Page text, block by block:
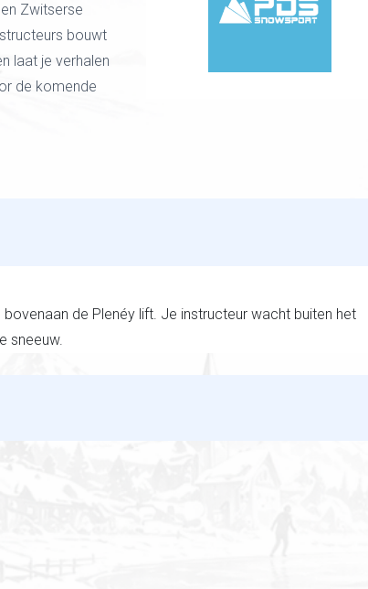
Zwitserse
bouwt
laat je verhalen
de komende
de Plenéy lift. Je instructeur wacht buiten het
sneeuw.